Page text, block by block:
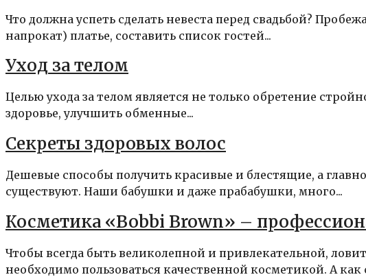
Что должна успеть сделать невеста перед свадьбой?
напрокат) платье, составить список гостей...
Уход за телом
Целью ухода за телом является не только обретение
здоровье, улучшить обменные...
Секреты здоровых волос
Дешевые способы получить красивые и блестящие, а
существуют. Наши бабушки и даже прабабушки, много...
Косметика «Bobbi Brown» –
Чтобы всегда быть великолепной и привлекательной,
необходимо пользоваться качественной косметикой. А как